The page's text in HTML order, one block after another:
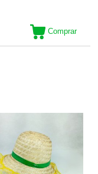
Comprar